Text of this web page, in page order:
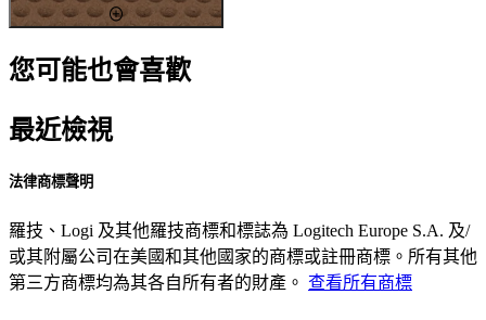
您可能也會喜歡
最近檢視
法律商標聲明
羅技、Logi 及其他羅技商標和標誌為 Logitech Europe S.A. 及/
或其附屬公司在美國和其他國家的商標或註冊商標。所有其他
第三方商標均為其各自所有者的財產。 查看所有商標